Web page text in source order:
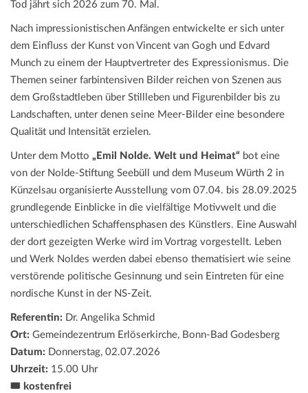
Tod jährt sich 2026 zum 70. Mal.
Nach impressionistischen Anfängen entwickelte er sich unter
dem Einfluss der Kunst von Vincent van Gogh und Edvard
Munch zu einem der Hauptvertreter des Expressionismus. Die
Themen seiner farbintensiven Bilder reichen von Szenen aus
dem Großstadtleben über Stillleben und Figurenbilder bis zu
Landschaften, unter denen seine Meer-Bilder eine besondere
Qualität und Intensität erzielen.
Unter dem Motto „Emil Nolde. Welt und Heimat“ bot eine
von der Nolde-Stiftung Seebüll und dem Museum Würth 2 in
Künzelsau organisierte Ausstellung vom 07.04. bis 28.09.2025
grundlegende Einblicke in die vielfältige Motivwelt und die
unterschiedlichen Schaffensphasen des Künstlers. Eine Auswahl
der dort gezeigten Werke wird im Vortrag vorgestellt. Leben
und Werk Noldes werden dabei ebenso thematisiert wie seine
verstörende politische Gesinnung und sein Eintreten für eine
nordische Kunst in der NS-Zeit.
Referentin: Dr. Angelika Schmid
Ort: Gemeindezentrum Erlöserkirche, Bonn-Bad Godesberg
Datum: Donnerstag, 02.07.2026
Uhrzeit: 15.00 Uhr
🎟️ kostenfrei